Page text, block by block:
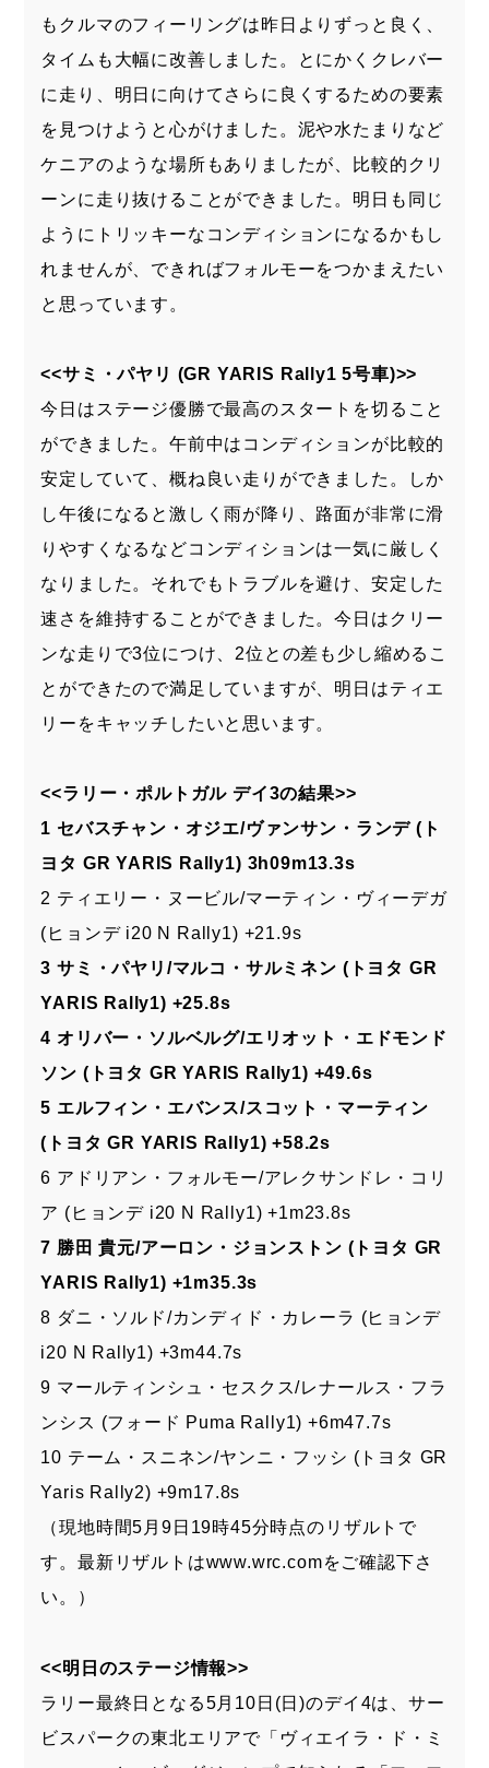
もクルマのフィーリングは昨日よりずっと良く、
タイムも大幅に改善しました。とにかくクレバー
に走り、明日に向けてさらに良くするための要素
を見つけようと心がけました。泥や水たまりなど
ケニアのような場所もありましたが、比較的クリ
ーンに走り抜けることができました。明日も同じ
ようにトリッキーなコンディションになるかもし
れませんが、できればフォルモーをつかまえたい
と思っています。
<<サミ・パヤリ (GR YARIS Rally1 5号車)>>
今日はステージ優勝で最高のスタートを切ること
ができました。午前中はコンディションが比較的
安定していて、概ね良い走りができました。しか
し午後になると激しく雨が降り、路面が非常に滑
りやすくなるなどコンディションは一気に厳しく
なりました。それでもトラブルを避け、安定した
速さを維持することができました。今日はクリー
ンな走りで3位につけ、2位との差も少し縮めるこ
とができたので満足していますが、明日はティエ
リーをキャッチしたいと思います。
<<ラリー・ポルトガル デイ3の結果>>
1 セバスチャン・オジエ/ヴァンサン・ランデ (ト
ヨタ GR YARIS Rally1) 3h09m13.3s
2 ティエリー・ヌービル/マーティン・ヴィーデガ
(ヒョンデ i20 N Rally1) +21.9s
3 サミ・パヤリ/マルコ・サルミネン (トヨタ GR
YARIS Rally1) +25.8s
4 オリバー・ソルベルグ/エリオット・エドモンド
ソン (トヨタ GR YARIS Rally1) +49.6s
5 エルフィン・エバンス/スコット・マーティン
(トヨタ GR YARIS Rally1) +58.2s
6 アドリアン・フォルモー/アレクサンドレ・コリ
ア (ヒョンデ i20 N Rally1) +1m23.8s
7 勝田 貴元/アーロン・ジョンストン (トヨタ GR
YARIS Rally1) +1m35.3s
8 ダニ・ソルド/カンディド・カレーラ (ヒョンデ
i20 N Rally1) +3m44.7s
9 マールティンシュ・セスクス/レナールス・フラ
ンシス (フォード Puma Rally1) +6m47.7s
10 テーム・スニネン/ヤンニ・フッシ (トヨタ GR
Yaris Rally2) +9m17.8s
（現地時間5月9日19時45分時点のリザルトで
す。最新リザルトはwww.wrc.comをご確認下さ
い。）
<<明日のステージ情報>>
ラリー最終日となる5月10日(日)のデイ4は、サー
ビスパークの東北エリアで「ヴィエイラ・ド・ミ